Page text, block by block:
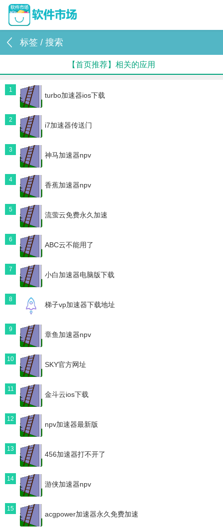
标签 / 搜索
【首页推荐】相关的应用
1
turbo加速器ios下载
2
i7加速器传送门
3
神马加速器npv
4
香蕉加速器npv
5
流萤云免费永久加速
6
ABC云不能用了
7
小白加速器电脑版下载
8
梯子vp加速器下载地址
9
章鱼加速器npv
10
SKY官方网址
11
金斗云ios下载
12
npv加速器最新版
13
456加速器打不开了
14
游侠加速器npv
15
acgpower加速器永久免费加速